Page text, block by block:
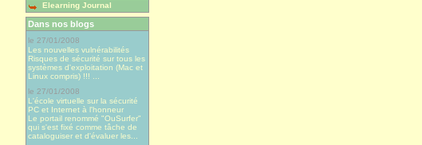
Elearning Journal
Dans nos blogs
le 27/01/2008
Les nouvelles vulnérabilités
Risques de sécurité sur tous les
systèmes d'exploitation (Mac et
Linux compris) !!! ...
le 27/01/2008
L'école virtuelle sur la sécurité
PC et Internet à l'honneur
Le portail renommé "OuSurfer"
qui s'est fixé comme tâche de
cataloguiser et d'évaluer les...